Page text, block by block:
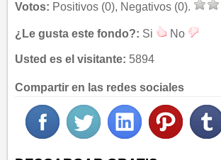
Votos: Positivos (0), Negativos (0).
¿Le gusta este fondo?: Si No
Usted es el visitante: 5894
Compartir en las redes sociales